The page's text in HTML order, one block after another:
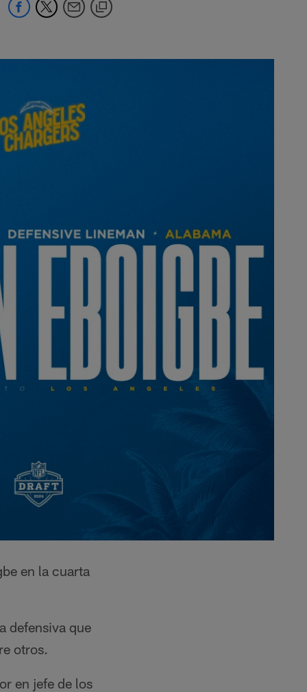
en la cuarta
defensiva que
otros.
en jefe de los